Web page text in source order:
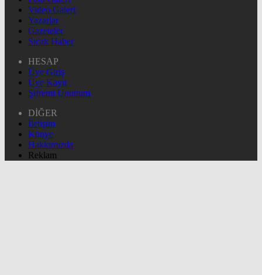
Video Galeri
Yazarlar
Gazeteler
Sıcak Haber
HESAP
Üye Giriş
Üye Kayıt
Şifremi Unuttum
DİĞER
İletişim
Künye
Hakkımızda
Reklam